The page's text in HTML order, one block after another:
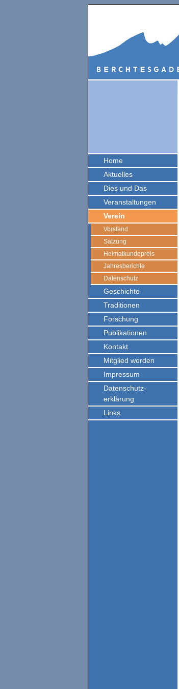
Home
Aktuelles
Dies und Das
Veranstaltungen
Verein
Vorstand
Satzung
Heimatkundepreis
Jahresberichte
Datenschutz
Geschichte
Traditionen
Forschung
Publikationen
Kontakt
Mitglied werden
Impressum
Datenschutz-
erklärung
Links